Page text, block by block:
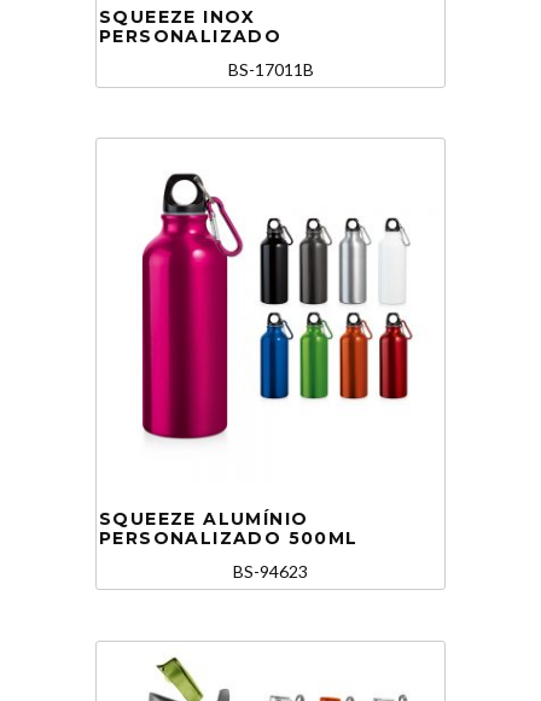
SQUEEZE INOX
PERSONALIZADO
BS-17011B
SQUEEZE ALUMÍNIO
PERSONALIZADO 500ML
BS-94623